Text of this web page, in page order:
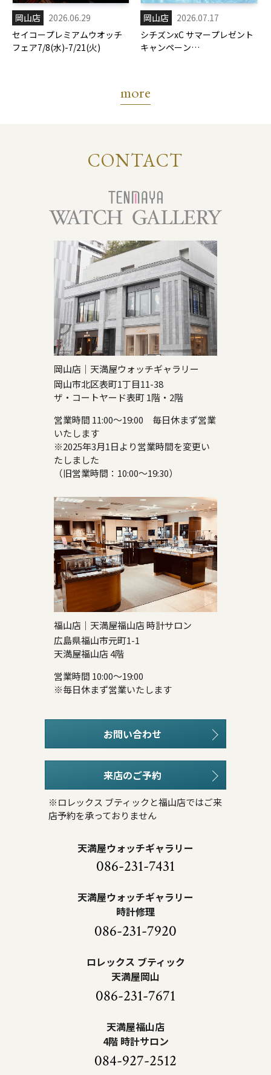
岡山店
2026.06.29
セイコープレミアムウオッチ
フェア7/8(水)-7/21(火)
岡山店
2026.07.17
シチズンxC サマープレゼント
キャンペーン
more
CONTACT
岡山店｜天満屋ウォッチギャラリー
岡山市北区表町1丁目11-38
ザ・コートヤード表町 1階・2階
営業時間 11:00～19:00 毎日休まず営業
いたします
※2025年3月1日より営業時間を変更い
たしました
（旧営業時間：10:00～19:30）
福山店｜天満屋福山店 時計サロン
広島県福山市元町1-1
天満屋福山店 4階
営業時間 10:00～19:00
※毎日休まず営業いたします
お問い合わせ
来店のご予約
※ロレックス ブティックと福山店ではご来
店予約を承っておりません
天満屋ウォッチギャラリー
086-231-7431
天満屋ウォッチギャラリー
時計修理
086-231-7920
ロレックス ブティック
天満屋岡山
086-231-7671
天満屋福山店
4階 時計サロン
084-927-2512